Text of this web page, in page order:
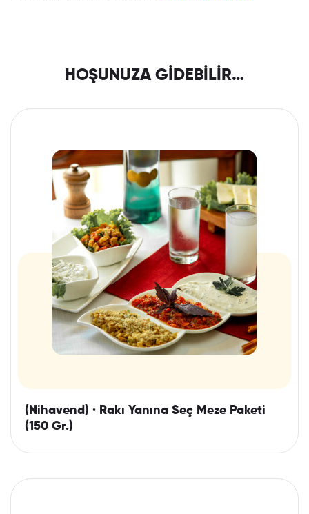
HOŞUNUZA GIDEBILIR…
(Nihavend) · Rakı Yanına Seç Meze Paketi
(150 Gr.)